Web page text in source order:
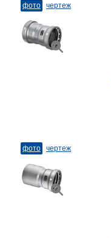
фото чертеж
фото чертеж